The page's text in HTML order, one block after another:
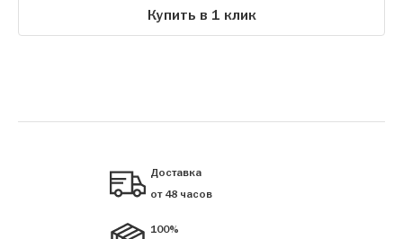
Купить в 1 клик
Доставка
от 48 часов
100%